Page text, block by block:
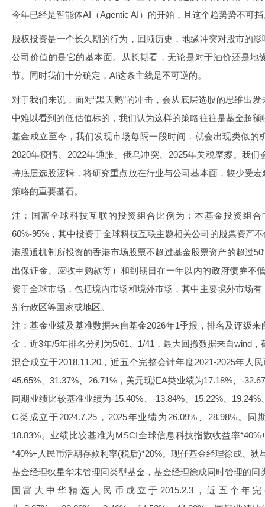
今年已经是智能体AI（Agentic AI）的开始，且这个趋势势不可挡
股权投资是一个长久期的行为，回顾历史，地缘冲突对股市的
公司价值的是它的基本面。从长期看，无论是对于油价还是地
节。同时我们十分确定，AI这条主线是不可逆的。
对于我们来说，面对“黑天鹅”的冲击，会从底层选股的思维出
中难以看到的低估值标的，我们认为这样的策略往往是基金超
基金成立至今，我们发现市场每隔一段时间，就会出现类似的
2020年疫情、2022年通胀、俄乌冲突、2025年关税摩擦。我
持底层选股逻辑，将研究重点放在行业与公司基本面，较少受
策略的重要基石。
注：国富全球科技互联的投资组合比例为：本基金投资组
60%-95%，其中投资于全球科技互联主题相关公司的股票资产
港股通机制所投资的香港市场股票不超过基金股票资产的超过
出保证金、应收申购款等）和到期日在一年以内的政府债券不
资于全球市场，包括境内市场和境外市场，其中主要境外市场
别行政区等国家或地区。
注：基金业绩及基准数据来自基金2026年1季报，排名及评级
金，近3年/5年排名分别为5/61、1/41，最大回撤数据来自wind
混合成立于2018.11.20，近五个完整会计年度2021-2025年人
45.65%、31.37%、26.71%，美元现汇A类业绩为17.18%、-
同期业绩比较基准业绩为-15.40%、-13.84%、15.22%、
C类成立于2024.7.25，2025年业绩为26.09%、28.98%。同
18.83%。业绩比较基准为MSCI全球信息科技指数收益率
*40%+人民币活期存款利率(税后)*20%。现任基金经理徐成、狄
基金经理狄星华未管理同类型基金，基金经理徐成同时管理的同
国富大中华精选人民币成立于2015.2.3，近五个年完